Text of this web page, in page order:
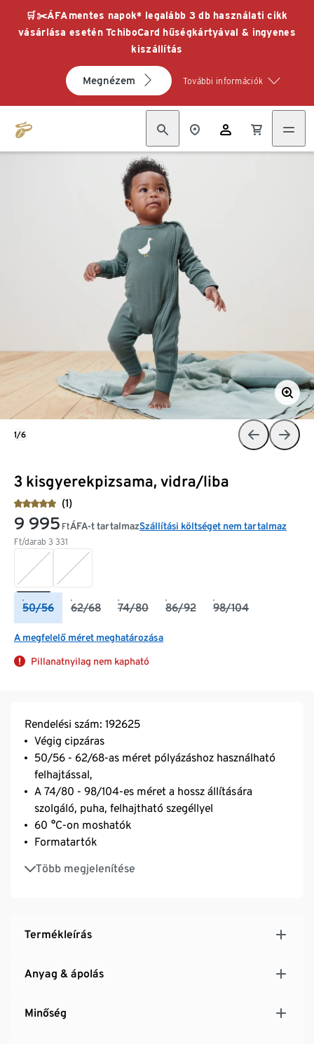
🛒✂️ÁFAmentes napok* legalább 3 db használati cikk
vásárlása esetén TchiboCard hűségkártyával & ingyenes
kiszállítás
Megnézem További információk
3 kisgyerekpizsama, vidra/liba
(1)
9 995 Ft
Ft/darab 3 331
ÁFA-t tartalmazSzállítási költséget nem tartalmaz
50/56 62/68 74/80 86/92 98/104
A megfelelő méret meghatározása
Pillanatnyilag nem kapható
1/6
Rendelési szám: 192625
Végig cipzáras
50/56 - 62/68-as méret pólyázáshoz használható
felhajtással,
A 74/80 - 98/104-es méret a hossz állítására
szolgáló, puha, felhajtható szegéllyel
60 °C-on moshatók
Formatartók
Több megjelenítése
3 különböző dizájn
Termékleírás
Anyag & ápolás
Minőség